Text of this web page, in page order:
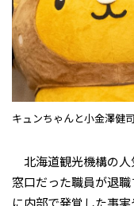
キュンちゃんと小金澤健
北海道観光機構の人
窓口だった職員が退
に内部で発覚した事